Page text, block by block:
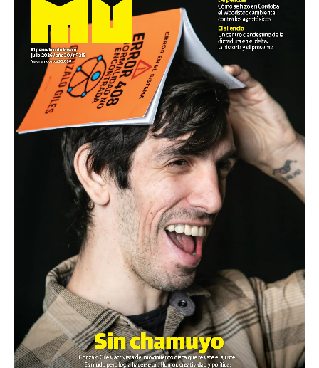
Foto: Nacho Yuchark
Descargar el programa
La reproducción de este programa es libre. Sólo tenés
que mandar un mail a
infolavaca@yahoo.com.arpara
emitir todos los programas de Decí MU